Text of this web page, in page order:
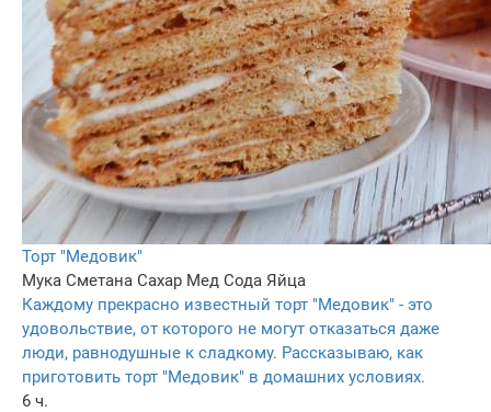
Торт "Медовик"
Мука Сметана Сахар Мед Сода Яйца
Каждому прекрасно известный торт "Медовик" - это
удовольствие, от которого не могут отказаться даже
люди, равнодушные к сладкому. Рассказываю, как
приготовить торт "Медовик" в домашних условиях.
6 ч.